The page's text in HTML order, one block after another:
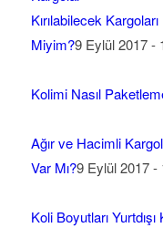
Kırılabilecek
Miyim?9 Eylül 2017 -
Kolimi Nasıl
Ağır ve Hacimli
Var Mı?9 Eylül 2017 -
Koli Boyutları